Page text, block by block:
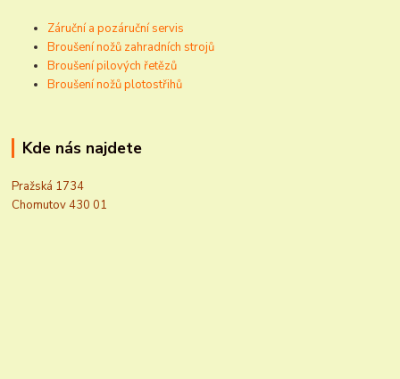
Záruční a pozáruční servis
Broušení nožů zahradních strojů
Broušení pilových řetězů
Broušení nožů plotostřihů
Kde nás najdete
Pražská 1734
Chomutov 430 01